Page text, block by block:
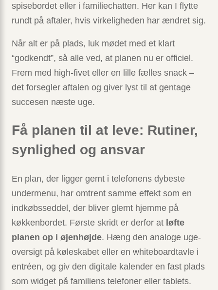
spisebordet eller i familiechatten. Her kan I flytte
rundt på aftaler, hvis virkeligheden har ændret sig.
Når alt er på plads, luk mødet med et klart
“godkendt”, så alle ved, at planen nu er officiel.
Frem med high-fivet eller en lille fælles snack –
det forsegler aftalen og giver lyst til at gentage
succesen næste uge.
Få planen til at leve: Rutiner,
synlighed og ansvar
En plan, der ligger gemt i telefonens dybeste
undermenu, har omtrent samme effekt som en
indkøbsseddel, der bliver glemt hjemme på
køkkenbordet. Første skridt er derfor at løfte
planen op i øjenhøjde. Hæng den analoge uge­
oversigt på køleskabet eller en whiteboardtavle i
entréen, og giv den digitale kalender en fast plads
som widget på familiens telefoner eller tablets.